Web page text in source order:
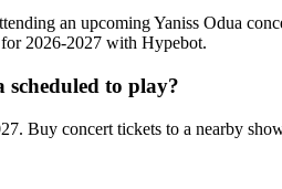
an upcoming Yaniss Odua
2026-2027 with Hypebot.
scheduled to play?
Buy concert tickets to a nearby